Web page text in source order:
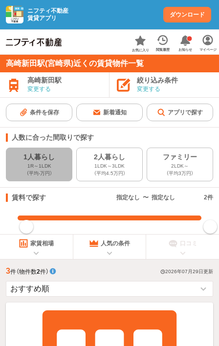
ニフティ不動産
賃貸アプリ
ダウンロード
お気に入り 閲覧履歴 お知らせ マイページ
高崎新田駅(宮崎県)近くの賃貸物件一覧
高崎新田駅
変更する
絞り込み条件
変更する
条件を保存 新着通知 アプリで探す
人数に合った間取りで探す
1人暮らし
1R～1LDK
（平均-万円）
2人暮らし
1LDK～3LDK
（平均4.5万円）
ファミリー
2LDK～
（平均3万円）
賃料で探す 指定なし 〜 指定なし 2件
指定した賃料で絞り込む
家賃相場 人気の条件 口コミ
3件（物件数2件） 2026年07月29日更新